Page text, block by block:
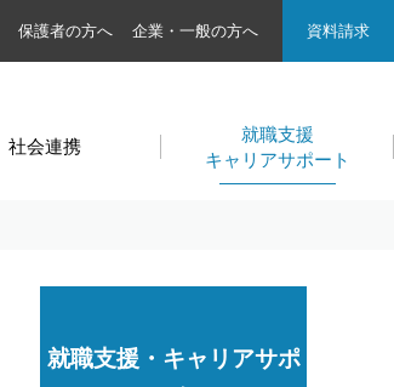
社会連携
就職支援
キャリアサポート
保護者の方へ 企業・一般の方へ 資料請求
就職支援・キャリアサポ